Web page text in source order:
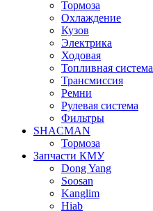
Тормоза
Охлаждение
Кузов
Электрика
Ходовая
Топливная система
Трансмиссия
Ремни
Рулевая система
Фильтры
SHACMAN
Тормоза
Запчасти КМУ
Dong Yang
Soosan
Kanglim
Hiab